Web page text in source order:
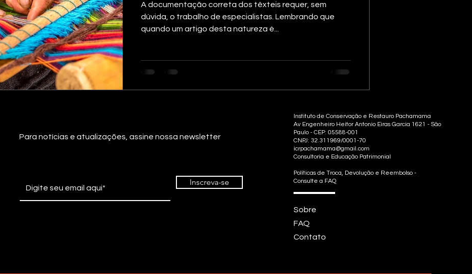
Museologia Exposição Materiais Etnográficos Documentação de Coleções
História Metais Madeira
A documentação correta dos têxteis requer, sem
dúvida, o trabalho de especialistas. Lembrando que
quando um artigo desta natureza é...
Para notícias e atualizações, assine nossa newsletter
Inscreva-se
Instituto de Conservação e Restauro Pachamama
Av Engenheiro Heitor Antonio Eiras Garcia 1621 - São
Paulo - CEP: 05588-001
CNPJ: 32.311969/0001-70
icrpachamama@gmail.com
Consultoria e Educação Patrimonial
Políticas de Troca, Devolução e Reembolso -
Consulte a FAQ
Sobre
FAQ
Contato